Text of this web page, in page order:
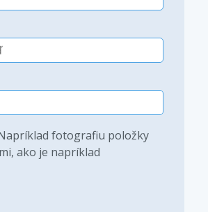
fotografiu položky
ako je napríklad